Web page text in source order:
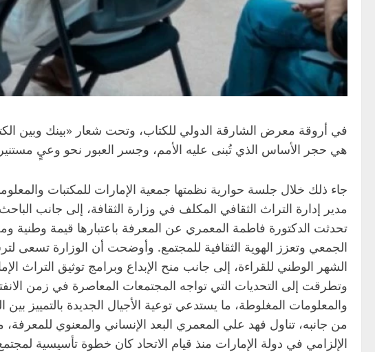
في أروقة معرض الشارقة الدولي للكتاب، وتحت شعار «بينك وبين
هي حجر الأساس الذي تُبنى عليه الأمم، وجسر العبور نحو وعيٍ مستنير
جاء ذلك خلال جلسة حوارية نظمتها جمعية الإمارات للمكتبات
مدير إدارة التراث الثقافي المكلف في وزارة الثقافة، إلى جانب
تحدثت الدكتورة فاطمة المعمري عن المعرفة باعتبارها قيمة وطنية
الجمعي وتعزز الهوية الثقافية للمجتمع. وأوضحت أن الوزارة تسعى
الشهر الوطني للقراءة، إلى جانب منح الإبداع وبرامج توثيق التراث
وتطرقت إلى التحديات التي تواجه المجتمعات المعاصرة في زمن
والمعلومات المغلوطة، ما يستدعي توعية الأجيال الجديدة بالتمييز
من جانبه، تناول فهد علي المعمري البعد الإنساني والمعنوي
الإلزامي في دولة الإمارات منذ قيام الاتحاد كان خطوة تأسيسية